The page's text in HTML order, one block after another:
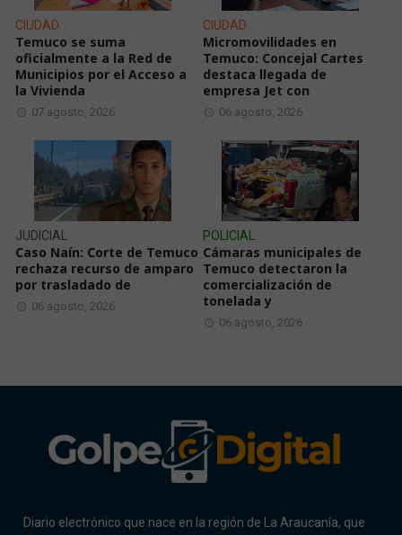
CIUDAD
Temuco se suma
oficialmente a la Red de
Municipios por el Acceso a
la Vivienda
07 agosto, 2026
CIUDAD
Micromovilidades en
Temuco: Concejal Cartes
destaca llegada de
empresa Jet con
06 agosto, 2026
JUDICIAL
Caso Naín: Corte de Temuco
rechaza recurso de amparo
por trasladado de
06 agosto, 2026
POLICIAL
Cámaras municipales de
Temuco detectaron la
comercialización de
tonelada y
06 agosto, 2026
Diario electrónico que nace en la región de La Araucanía, que